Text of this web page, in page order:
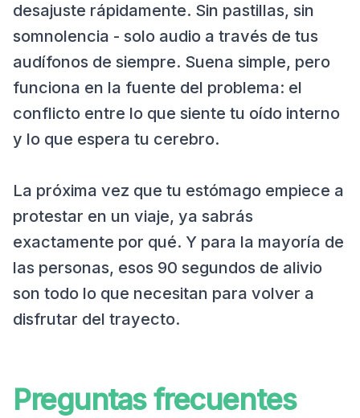
desajuste rápidamente. Sin pastillas, sin
somnolencia - solo audio a través de tus
audífonos de siempre. Suena simple, pero
funciona en la fuente del problema: el
conflicto entre lo que siente tu oído interno
y lo que espera tu cerebro.
La próxima vez que tu estómago empiece a
protestar en un viaje, ya sabrás
exactamente por qué. Y para la mayoría de
las personas, esos 90 segundos de alivio
son todo lo que necesitan para volver a
disfrutar del trayecto.
Preguntas frecuentes